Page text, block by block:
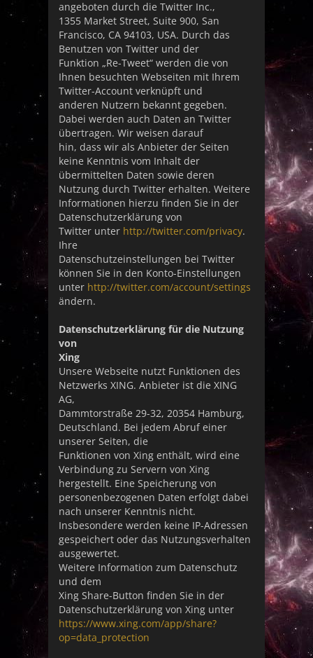
angeboten durch die Twitter Inc.,
1355 Market Street, Suite 900, San
Francisco, CA 94103, USA. Durch das
Benutzen von Twitter und der
Funktion „Re-Tweet“ werden die von
Ihnen besuchten Webseiten mit Ihrem
Twitter-Account verknüpft und
anderen Nutzern bekannt gegeben.
Dabei werden auch Daten an Twitter
übertragen. Wir weisen darauf
hin, dass wir als Anbieter der Seiten
keine Kenntnis vom Inhalt der
übermittelten Daten sowie deren
Nutzung durch Twitter erhalten. Weitere
Informationen hierzu finden Sie in der
Datenschutzerklärung von
Twitter unter http://twitter.com/privacy.
Ihre
Datenschutzeinstellungen bei Twitter
können Sie in den Konto-Einstellungen
unter http://twitter.com/account/settings
ändern.
Datenschutzerklärung für die Nutzung
von
Xing
Unsere Webseite nutzt Funktionen des
Netzwerks XING. Anbieter ist die XING
AG,
Dammtorstraße 29-32, 20354 Hamburg,
Deutschland. Bei jedem Abruf einer
unserer Seiten, die
Funktionen von Xing enthält, wird eine
Verbindung zu Servern von Xing
hergestellt. Eine Speicherung von
personenbezogenen Daten erfolgt dabei
nach unserer Kenntnis nicht.
Insbesondere werden keine IP-Adressen
gespeichert oder das Nutzungsverhalten
ausgewertet.
Weitere Information zum Datenschutz
und dem
Xing Share-Button finden Sie in der
Datenschutzerklärung von Xing unter
https://www.xing.com/app/share?
op=data_protection